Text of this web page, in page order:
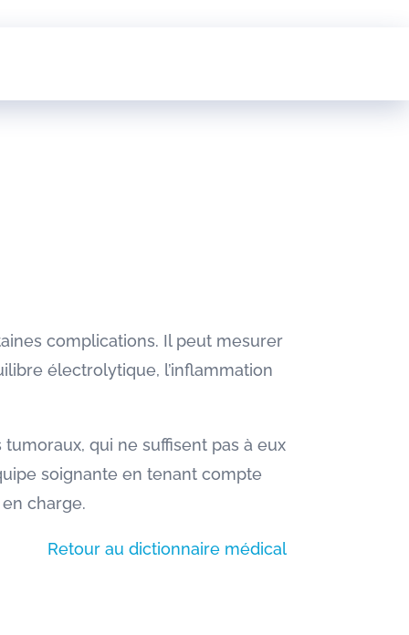
complications. Il peut mesurer
électrolytique, l’inflammation
qui ne suffisent pas à eux
soignante en tenant compte
charge.
Retour au dictionnaire médical